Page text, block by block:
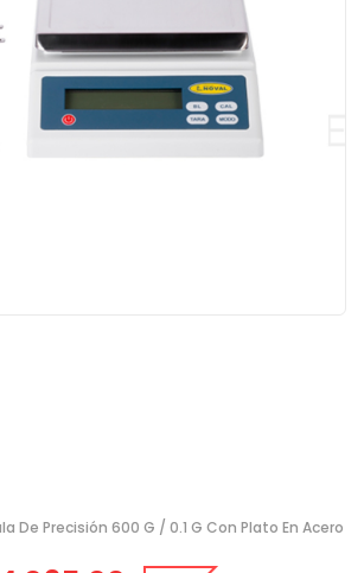
De Precisión 600 G / 0.1 G Con Plato En Acero